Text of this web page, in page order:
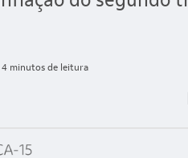
4 minutos de leitura